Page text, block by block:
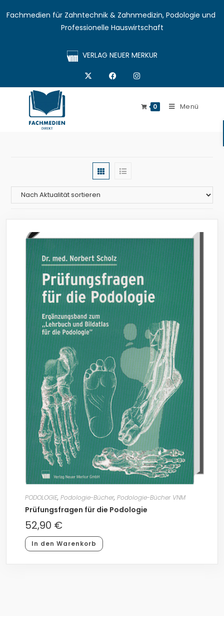
Fachmedien für Zahntechnik & Zahnmedizin, Podologie und
Professionelle Hauswirtschaft
VERLAG NEUER MERKUR
0 Menü
PODOLOGIE, Podologie-Bücher, Podologie-Bücher VNM
Prüfungsfragen für die Podologie
52,90 €
In den Warenkorb